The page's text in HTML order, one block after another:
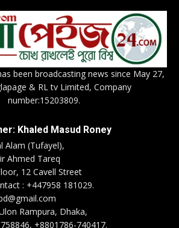
been broadcasting news since May 27,
& RL tv Limited, Company
number:15203809.
Khaled Masud Roney
Alam (Tufayel),
Ahmed Tareq
12 Cavell Street
: +447958 181029.
Rampura, Dhaka,
+8801786-740417.